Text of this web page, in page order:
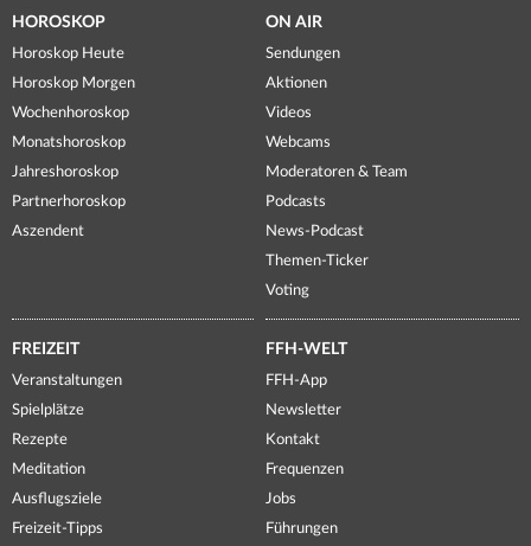
HOROSKOP
Horoskop Heute
Horoskop Morgen
Wochenhoroskop
Monatshoroskop
Jahreshoroskop
Partnerhoroskop
Aszendent
ON AIR
Sendungen
Aktionen
Videos
Webcams
Moderatoren & Team
Podcasts
News-Podcast
Themen-Ticker
Voting
FREIZEIT
Veranstaltungen
Spielplätze
Rezepte
Meditation
Ausflugsziele
Freizeit-Tipps
FFH-WELT
FFH-App
Newsletter
Kontakt
Frequenzen
Jobs
Führungen